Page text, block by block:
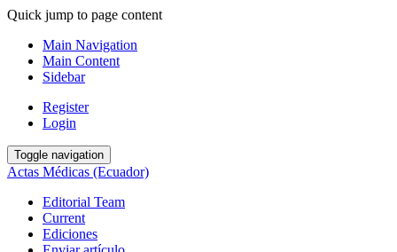
Quick jump to page content
Main Navigation
Main Content
Sidebar
Register
Login
Toggle navigation
Actas Médicas (Ecuador)
Editorial Team
Current
Ediciones